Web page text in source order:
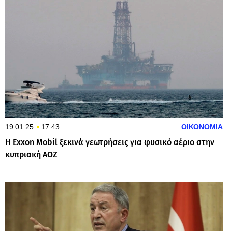
19.01.25 17:43 ΟΙΚΟΝΟΜΙΑ
Η Exxon Mobil ξεκινά γεωτρήσεις για φυσικό αέριο στην
κυπριακή ΑΟΖ